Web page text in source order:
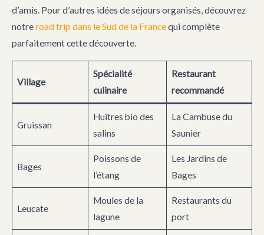
d’amis. Pour d’autres idées de séjours organisés, découvrez
notreroad trip dans le Sud de la Francequi complète
parfaitement cette découverte.
Village
Spécialité
culinaire
Restaurant
recommandé
Gruissan
Huîtres bio des
salins
La Cambuse du
Saunier
Bages
Poissons de
l’étang
Les Jardins de
Bages
Leucate
Moules de la
lagune
Restaurants du
port